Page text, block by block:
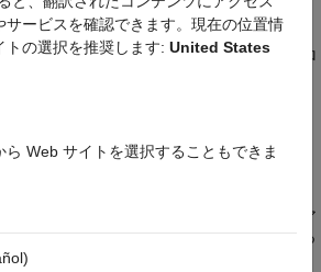
ョン
ターフェイス
®の周辺装置にアクセスし、MAVLink プロ
のソフトウェアを実行する自動操縦
ます。ソフトウェアインザループ (SITL)
プロトコルを使用し、自動操縦ハードウェア
ートされている自動操縦の完全なリストにつ
れている PX4 Autopilot
サービスを確認できます。現在の位置情
の選択を推奨します: United States
ら Web サイトを選択することもできま